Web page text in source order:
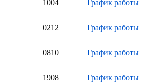
1004 График работы
0212 График работы
0810 График работы
1908 График работы